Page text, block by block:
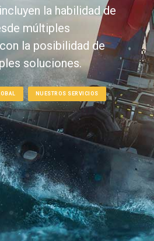
la habilidad de
múltiples
la posibilidad de
soluciones.
NUESTROS SERVICIOS